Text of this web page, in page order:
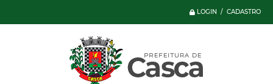
LOGIN / CADASTRO